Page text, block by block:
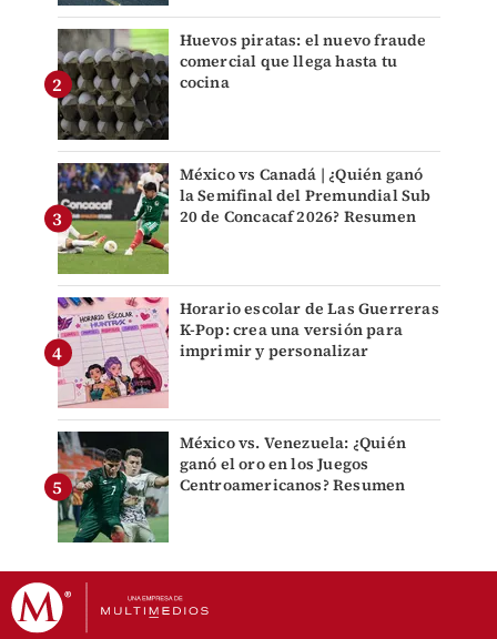
Huevos piratas: el nuevo fraude
comercial que llega hasta tu
cocina
México vs Canadá | ¿Quién ganó
la Semifinal del Premundial Sub
20 de Concacaf 2026? Resumen
Horario escolar de Las Guerreras
K-Pop: crea una versión para
imprimir y personalizar
México vs. Venezuela: ¿Quién
ganó el oro en los Juegos
Centroamericanos? Resumen